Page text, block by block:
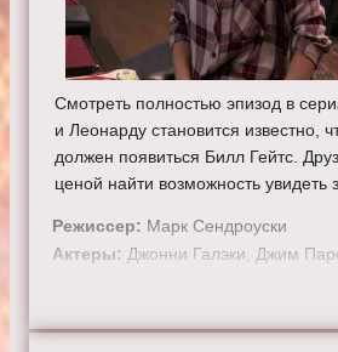
Смотреть полностью эпизод в
и Леонарду становится известно,
должен появиться Билл Гейтс.
ценой найти возможность увидеть
Режиссер: Марк Сендроуски
Актеры: Джонни Галэки, Джим
Саймон Хелберг, Кунал Найяр,